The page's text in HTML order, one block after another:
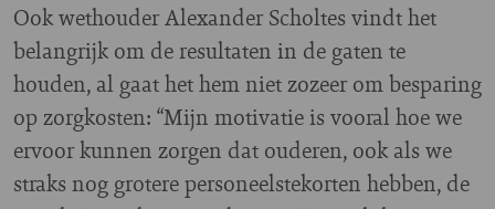
Ook wethouder Alexander Scholtes vindt het
belangrijk om de resultaten in de gaten te
houden, al gaat het hem niet zozeer om besparing
op zorgkosten: “Mijn motivatie is vooral hoe we
ervoor kunnen zorgen dat ouderen, ook als we
straks nog grotere personeelstekorten hebben, de